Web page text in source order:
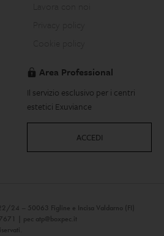
Area Professional
Il servizio esclusivo per i centri
estetici Exuviance
ACCEDI
24 – 50063 Figline e Incisa Valdarno (FI)
| pec atp@boxpec.it